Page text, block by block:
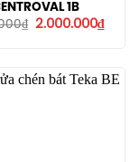
1B
₫
Giá
2.000.000₫Giá